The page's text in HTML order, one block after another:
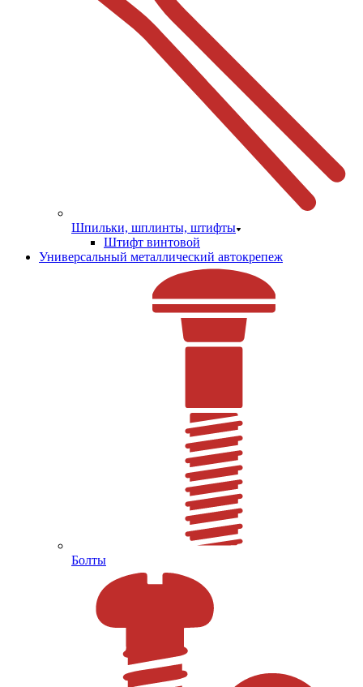
Шпильки, шплинты, штифты
Штифт винтовой
Универсальный металлический автокрепеж
Болты